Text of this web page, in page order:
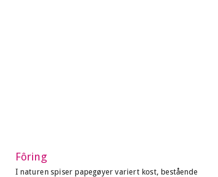
Fôring
I naturen spiser papegøyer variert kost, bestående